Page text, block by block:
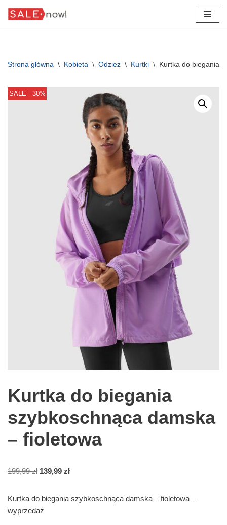
Strona główna \ Kobieta \ Odzież \ Kurtki \ Kurtka do biegania
SALE - 30%
Kurtka do biegania
szybkoschnąca damska
– fioletowa
199,99zł 139,99 zł
Kurtka do biegania szybkoschnąca damska – fioletowa –
wyprzedaż